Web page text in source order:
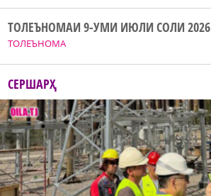
ТОЛЕЪНОМА
ТОЛЕЪНОМАИ 9-УМИ ИЮЛИ СОЛИ 2026
СЕРШАРҲ